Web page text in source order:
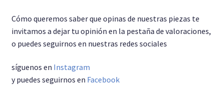
Cómo queremos saber que opinas de nuestras piezas te
invitamos a dejar tu opinión en la pestaña de valoraciones,
o puedes seguirnos en nuestras redes sociales
síguenos en Instagram
y puedes seguirnos en Facebook